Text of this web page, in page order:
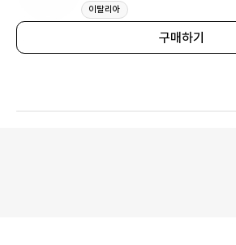
이탈리아
구매하기